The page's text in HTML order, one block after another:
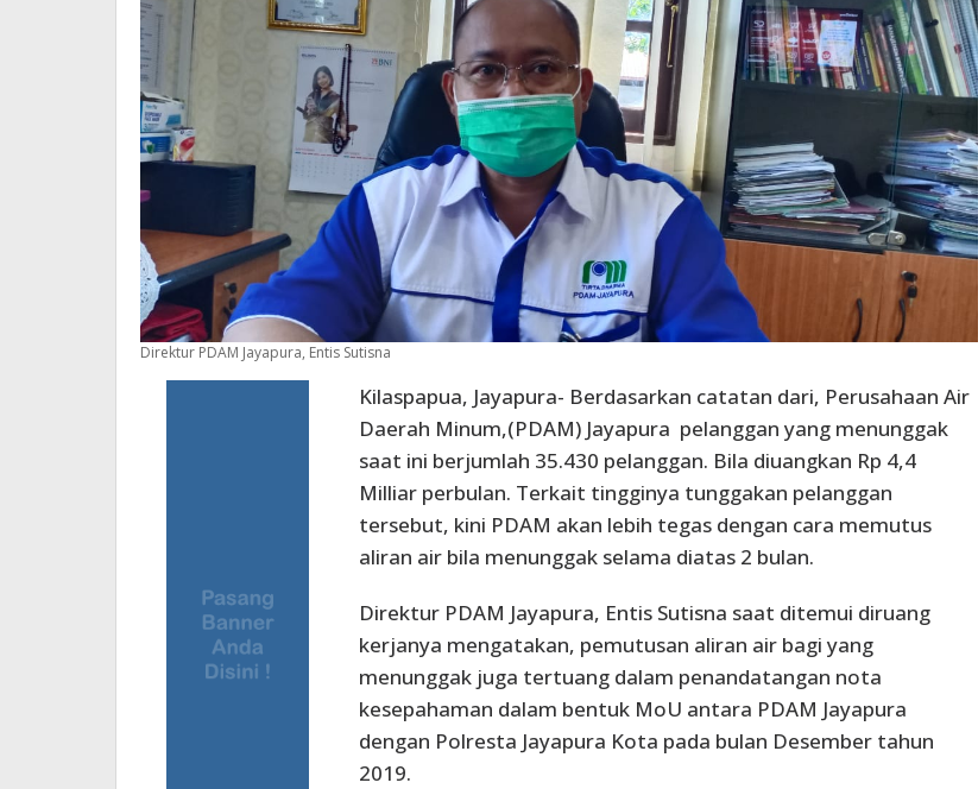
Direktur PDAM Jayapura, Entis Sutisna
Kilaspapua, Jayapura- Berdasarkan catatan dari, Perusahaan Air
Daerah Minum,(PDAM) Jayapura pelanggan yang menunggak
saat ini berjumlah 35.430 pelanggan. Bila diuangkan Rp 4,4
Milliar perbulan. Terkait tingginya tunggakan pelanggan
tersebut, kini PDAM akan lebih tegas dengan cara memutus
aliran air bila menunggak selama diatas 2 bulan.
Direktur PDAM Jayapura, Entis Sutisna saat ditemui diruang
kerjanya mengatakan, pemutusan aliran air bagi yang
menunggak juga tertuang dalam penandatangan nota
kesepahaman dalam bentuk MoU antara PDAM Jayapura
dengan Polresta Jayapura Kota pada bulan Desember tahun
2019.